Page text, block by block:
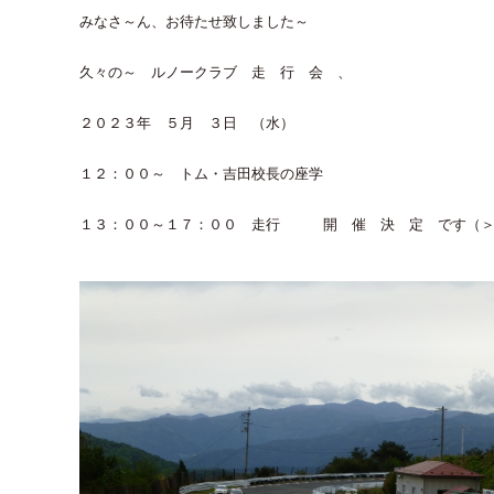
みなさ～ん、お待たせ致しました～
久々の～ ルノークラブ 走 行 会 、
２０２３年 ５月 ３日 （水）
１２：００～ トム・吉田校長の座学
１３：００～１７：００ 走行 開 催 決 定 です（＞